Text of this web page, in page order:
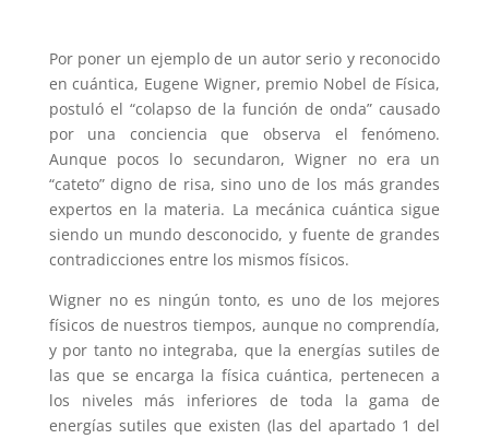
Por poner un ejemplo de un autor serio y reconocido
en cuántica, Eugene Wigner, premio Nobel de Física,
postuló el “colapso de la función de onda” causado
por una conciencia que observa el fenómeno.
Aunque pocos lo secundaron, Wigner no era un
“cateto” digno de risa, sino uno de los más grandes
expertos en la materia. La mecánica cuántica sigue
siendo un mundo desconocido, y fuente de grandes
contradicciones entre los mismos físicos.
Wigner no es ningún tonto, es uno de los mejores
físicos de nuestros tiempos, aunque no comprendía,
y por tanto no integraba, que la energías sutiles de
las que se encarga la física cuántica, pertenecen a
los niveles más inferiores de toda la gama de
energías sutiles que existen (las del apartado 1 del